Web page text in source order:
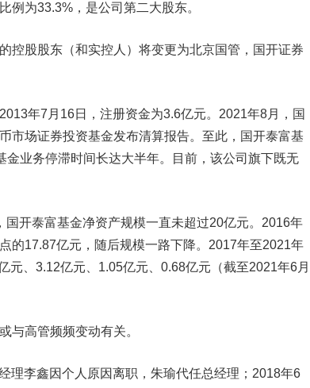
例为33.3%，是公司第二大股东。
股股东（和实控人）将变更为北京国管，国开证券
年7月16日，注册资金为3.6亿元。2021年8月，国
场证券投资基金发布清算报告。至此，国开泰富基
金业务停滞时间长达大半年。目前，该公司旗下既无
开泰富基金净资产规模一直未超过20亿元。2016年
的17.87亿元，随后规模一路下降。2017年至2021年
元、3.12亿元、1.05亿元、0.68亿元（截至2021年6月
高管频频变动有关。
李鑫因个人原因离职，朱瑜代任总经理；2018年6